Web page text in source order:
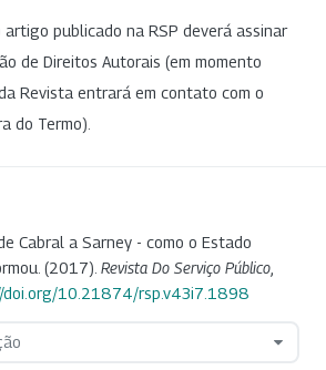
publicado na RSP deverá assinar
de Direitos Autorais (em momento
Revista entrará em contato com o
do Termo).
Cabral a Sarney - como o Estado
(2017). Revista Do Serviço Público
doi.org/10.21874/rsp.v43i7.1898